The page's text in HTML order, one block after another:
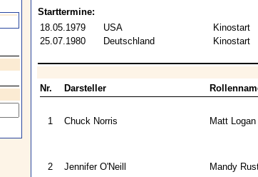
Starttermine:
18.05.1979
USA
Kinostart
25.07.1980
Deutschland Kinostart
Nr.
Darsteller
1 Chuck Norris Matt Logan
2 Jennifer O'Neill Mandy